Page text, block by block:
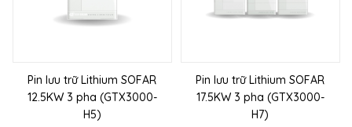
Pin lưu trữ Lithium SOFAR
12.5KW 3 pha (GTX3000-
H5)
Pin lưu trữ Lithium SOFAR
17.5KW 3 pha (GTX3000-
H7)